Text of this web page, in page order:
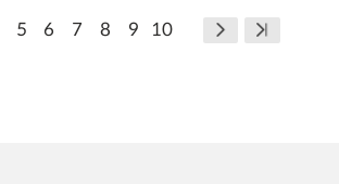
5 6 7 8 9 10